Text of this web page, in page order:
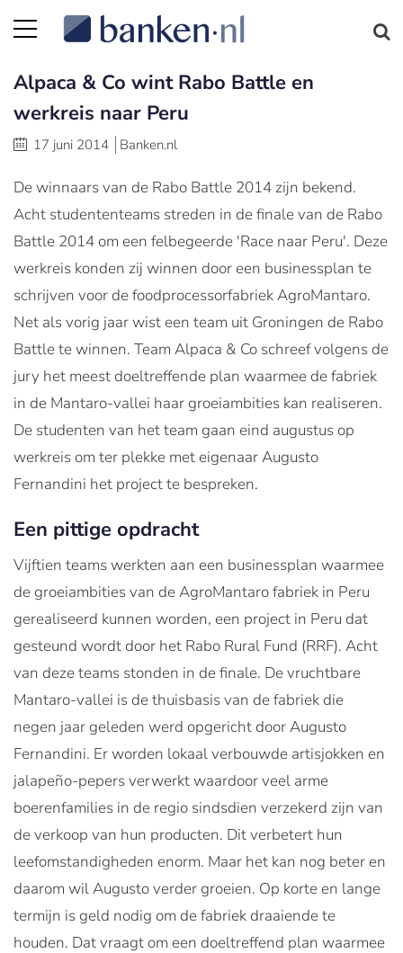
Alpaca & Co wint Rabo Battle en
werkreis naar Peru
17 juni 2014 Banken.nl
De winnaars van de Rabo Battle 2014 zijn bekend.
Acht studententeams streden in de finale van de Rabo
Battle 2014 om een felbegeerde 'Race naar Peru'. Deze
werkreis konden zij winnen door een businessplan te
schrijven voor de foodprocessorfabriek AgroMantaro.
Net als vorig jaar wist een team uit Groningen de Rabo
Battle te winnen. Team Alpaca & Co schreef volgens de
jury het meest doeltreffende plan waarmee de fabriek
in de Mantaro-vallei haar groeiambities kan realiseren.
De studenten van het team gaan eind augustus op
werkreis om ter plekke met eigenaar Augusto
Fernandini het project te bespreken.
Een pittige opdracht
Vijftien teams werkten aan een businessplan waarmee
de groeiambities van de AgroMantaro fabriek in Peru
gerealiseerd kunnen worden, een project in Peru dat
gesteund wordt door het Rabo Rural Fund (RRF). Acht
van deze teams stonden in de finale. De vruchtbare
Mantaro-vallei is de thuisbasis van de fabriek die
negen jaar geleden werd opgericht door Augusto
Fernandini. Er worden lokaal verbouwde artisjokken en
jalapeño-pepers verwerkt waardoor veel arme
boerenfamilies in de regio sindsdien verzekerd zijn van
de verkoop van hun producten. Dit verbetert hun
leefomstandigheden enorm. Maar het kan nog beter en
daarom wil Augusto verder groeien. Op korte en lange
termijn is geld nodig om de fabriek draaiende te
houden. Dat vraagt om een doeltreffend plan waarmee